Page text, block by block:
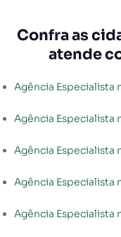
Confra as
atende
Agência Especialista
Agência Especialista
Agência Especialista
Agência Especialista
Agência Especialista